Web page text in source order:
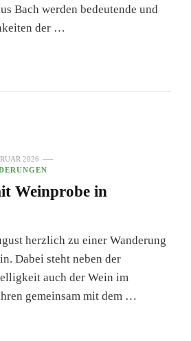
Bach werden bedeutende und
der …
2026
Weinprobe in
herzlich zu einer Wanderung
Dabei steht neben der
auch der Wein im
gemeinsam mit dem …